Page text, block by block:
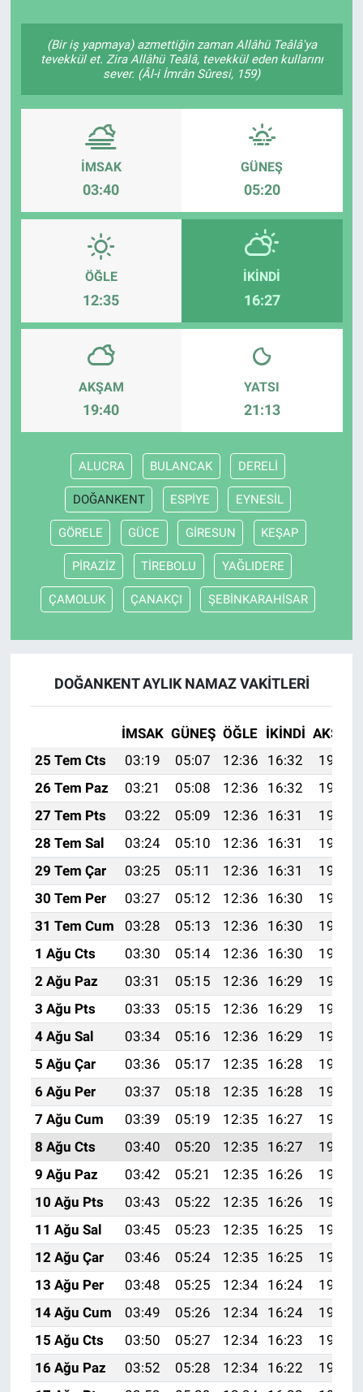
(Bir iş yapmaya) azmettiğin zaman Allâhü Teâlâ'ya
tevekkül et. Zira Allâhü Teâlâ, tevekkül eden kullarını
sever. (Âl-i İmrân Sûresi, 159)
İMSAK
03:40
GÜNEŞ
05:20
ÖĞLE
12:35
İKINDI
16:27
AKŞAM
19:40
YATSI
21:13
ALUCRA BULANCAK DERELİ
DOĞANKENT ESPİYE EYNESİL
GÖRELE GÜCE GİRESUN KEŞAP
PİRAZİZ TİREBOLU YAĞLIDERE
ÇAMOLUK ÇANAKÇI ŞEBİNKARAHİSAR
DOĞANKENT AYLIK NAMAZ VAKITLERI
İMSAK GÜNEŞ ÖĞLE İKINDI AKŞAM
25 Tem Cts
03:19 05:07 12:36 16:32
19:55
26 Tem Paz
03:21 05:08 12:36 16:32
19:54
27 Tem Pts
03:22 05:09 12:36 16:31
19:53
28 Tem Sal
03:24 05:10 12:36 16:31
19:52
29 Tem Çar
03:25 05:11 12:36 16:31
19:51
30 Tem Per
03:27 05:12 12:36 16:30
19:50
31 Tem Cum
03:28 05:13 12:36 16:30
19:49
1 Ağu Cts
03:30 05:14 12:36 16:30
19:48
2 Ağu Paz
03:31 05:15 12:36 16:29
19:47
3 Ağu Pts
03:33 05:15 12:36 16:29
19:46
4 Ağu Sal
03:34 05:16 12:36 16:29
19:45
5 Ağu Çar
03:36 05:17 12:35 16:28
19:44
6 Ağu Per
03:37 05:18 12:35 16:28
19:42
7 Ağu Cum
03:39 05:19 12:35 16:27
19:41
8 Ağu Cts
03:40 05:20 12:35 16:27
19:40
9 Ağu Paz
03:42 05:21 12:35 16:26
19:39
10 Ağu Pts
03:43 05:22 12:35 16:26
19:37
11 Ağu Sal
03:45 05:23 12:35 16:25
19:36
12 Ağu Çar
03:46 05:24 12:35 16:25
19:35
13 Ağu Per
03:48 05:25 12:34 16:24
19:33
14 Ağu Cum
03:49 05:26 12:34 16:24
19:32
15 Ağu Cts
03:50 05:27 12:34 16:23
19:31
16 Ağu Paz
03:52 05:28 12:34 16:22
19:29
Kütahya
Genel
Magazin
Bilim ve Teknoloji